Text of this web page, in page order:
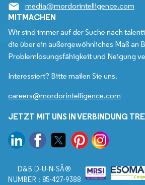
media@mordorintelligence.com
MITMACHEN
Wir sind immer auf der Suche nach
die über ein außergewöhnliches Maß an
Problemlösungsfähigkeit und Neigung
Interessiert? Bitte mailen Sie uns.
careers@mordorintelligence.com
JETZT MIT UNS IN VERBINDUNG
D&B D-U-N-SÂ®
NUMBER : 85-427-9388